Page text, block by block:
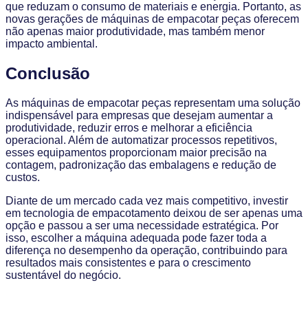
que reduzam o consumo de materiais e energia. Portanto, as
novas gerações de máquinas de empacotar peças oferecem
não apenas maior produtividade, mas também menor
impacto ambiental.
Conclusão
As máquinas de empacotar peças representam uma solução
indispensável para empresas que desejam aumentar a
produtividade, reduzir erros e melhorar a eficiência
operacional. Além de automatizar processos repetitivos,
esses equipamentos proporcionam maior precisão na
contagem, padronização das embalagens e redução de
custos.
Diante de um mercado cada vez mais competitivo, investir
em tecnologia de empacotamento deixou de ser apenas uma
opção e passou a ser uma necessidade estratégica. Por
isso, escolher a máquina adequada pode fazer toda a
diferença no desempenho da operação, contribuindo para
resultados mais consistentes e para o crescimento
sustentável do negócio.